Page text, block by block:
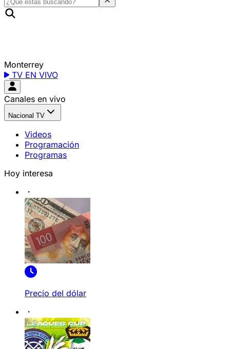
Monterrey
TV EN VIVO
Canales en vivo
Nacional TV
Videos
Programación
Programas
Hoy interesa
Precio del dólar